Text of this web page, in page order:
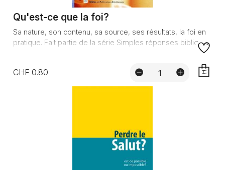
Qu'est-ce que la foi?
Sa nature, son contenu, sa source, ses résultats, la foi en
pratique. Fait partie de la série Simples réponses biblique...
CHF 0.80